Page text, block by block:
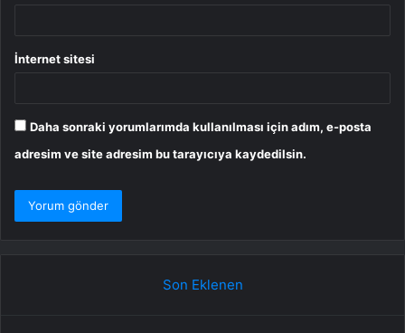
İnternet sitesi
Daha sonraki yorumlarımda kullanılması için adım, e-posta
adresim ve site adresim bu tarayıcıya kaydedilsin.
Son Eklenen